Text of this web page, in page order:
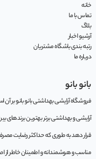
خانه
تماس با ما
بلاگ
آرشیو اخبار
رتبه بندی باشگاه مشتریان
درباره ما
بانو بانو
فروشگاه آرایشی بهداشتی بانو بانو بر آن
آرایشی و بهداشتی برتر بهترین برندهای
قرار دهد به طوری که حداکثر رضایت
مناسب و هوشمندانه و اطمینان خاطر از